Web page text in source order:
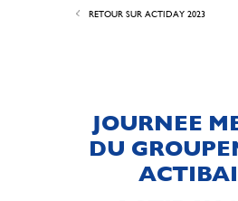
RETOUR SUR ACTIDAY 2023
JOURNEE
DU